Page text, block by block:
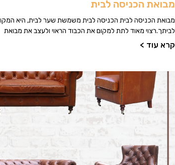
מבואת הכניסה לבית
מבואת הכניסה לבית הכניסה לבית משמשת שער לבית, היא
לביתך.רצוי מאוד לתת למקום את הכבוד הראוי ולעצב את מבואת
קרא עוד >